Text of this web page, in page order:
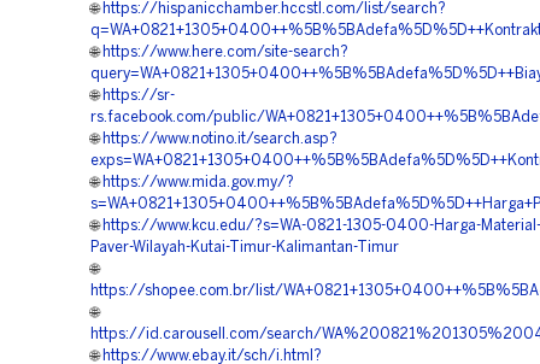
🌐 https://hispanicchamber.hccstl.com/list/search?
🌐 https://www.here.com/site-search?
🌐 https://sr-
rs.facebook.com/public/
🌐 https://www.notino.it/search.asp?
🌐 https://www.mida.gov.my/?
🌐 https://www.kcu.edu/?s=WA-0821-1305-0400-Harga-
Paver-Wilayah-Kutai-Timur-Kalimantan-Timur
🌐
https://shopee.com.br/list/
🌐
https://id.carousell.com/search/
🌐 https://www.ebay.it/sch/i.html?